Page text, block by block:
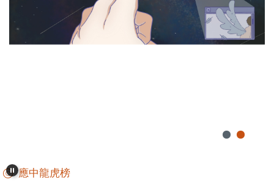
應中龍虎榜